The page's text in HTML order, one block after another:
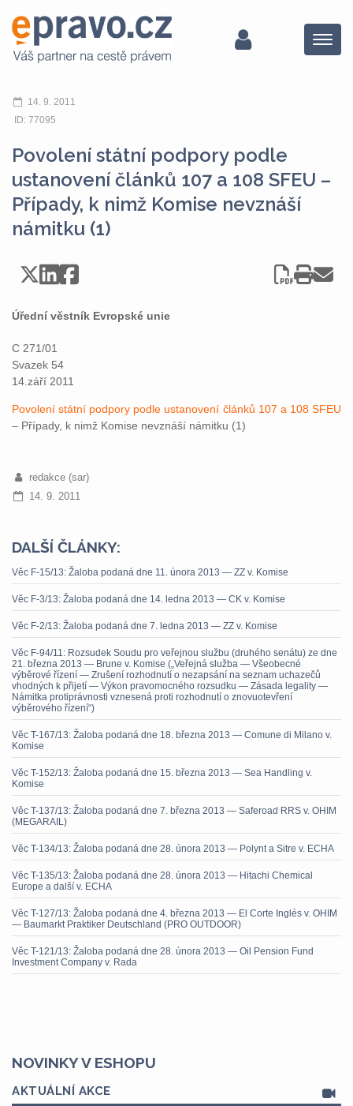
Menu
14. 9. 2011
ID: 77095
Povolení státní podpory podle
ustanovení článků 107 a 108 SFEU –
Případy, k nimž Komise nevznáší
námitku (1)
Úřední věstník Evropské unie
C 271/01
Svazek 54
14.září 2011
Povolení státní podpory podle ustanovení článků 107 a 108 SFEU
– Případy, k nimž Komise nevznáší námitku (1)
redakce (sar)
14. 9. 2011
DALŠÍ ČLÁNKY:
Věc F-15/13: Žaloba podaná dne 11. února 2013 — ZZ v. Komise
Věc F-3/13: Žaloba podaná dne 14. ledna 2013 — CK v. Komise
Věc F-2/13: Žaloba podaná dne 7. ledna 2013 — ZZ v. Komise
Věc F-94/11: Rozsudek Soudu pro veřejnou službu (druhého senátu) ze dne
21. března 2013 — Brune v. Komise („Veřejná služba — Všeobecné
výběrové řízení — Zrušení rozhodnutí o nezapsání na seznam uchazečů
vhodných k přijetí — Výkon pravomocného rozsudku — Zásada legality —
Námitka protiprávnosti vznesená proti rozhodnutí o znovuotevření
výběrového řízení“)
Věc T-167/13: Žaloba podaná dne 18. března 2013 — Comune di Milano v.
Komise
Věc T-152/13: Žaloba podaná dne 15. března 2013 — Sea Handling v.
Komise
Věc T-137/13: Žaloba podaná dne 7. března 2013 — Saferoad RRS v. OHIM
(MEGARAIL)
Věc T-134/13: Žaloba podaná dne 28. února 2013 — Polynt a Sitre v. ECHA
Věc T-135/13: Žaloba podaná dne 28. února 2013 — Hitachi Chemical
Europe a další v. ECHA
Věc T-127/13: Žaloba podaná dne 4. března 2013 — El Corte Inglés v. OHIM
— Baumarkt Praktiker Deutschland (PRO OUTDOOR)
Věc T-121/13: Žaloba podaná dne 28. února 2013 — Oil Pension Fund
Investment Company v. Rada
NOVINKY V ESHOPU
AKTUÁLNÍ AKCE